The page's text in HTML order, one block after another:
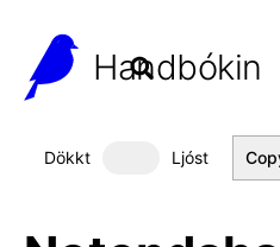
Handbókin
Dökkt Dökkt þema
Ljóst